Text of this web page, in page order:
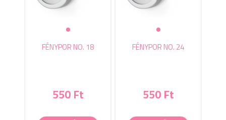
FÉNYPOR NO. 18
550 Ft
FÉNYPOR NO. 24
550 Ft